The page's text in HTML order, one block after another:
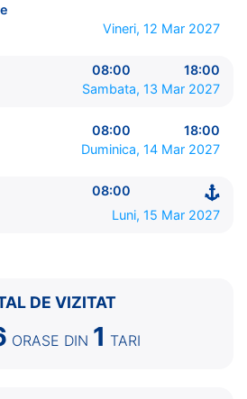
⚓ - 18:00
08:00 - 18:00
0:00 - 0:00
Vineri, 12 Mar 2027
08:00
18:00
Sambata, 13 Mar 2027
08:00
18:00
Duminica, 14 Mar 2027
08:00
Luni, 15 Mar 2027
DE VIZITAT
ORASE DIN 1 TARI